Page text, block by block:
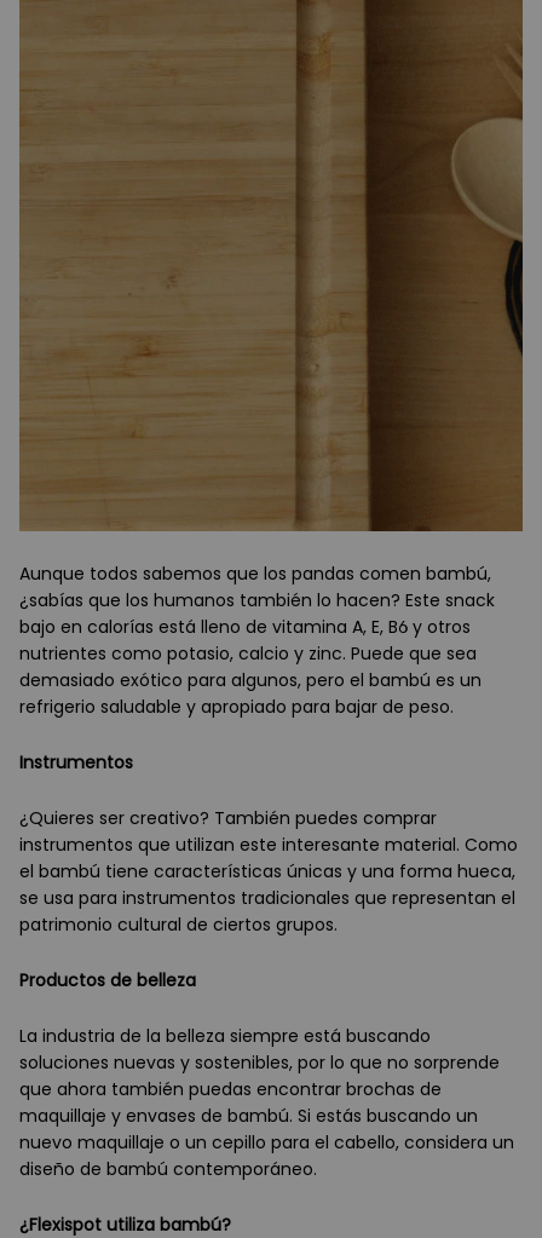
Aunque todos sabemos que los pandas comen bambú,
¿sabías que los humanos también lo hacen? Este snack
bajo en calorías está lleno de vitamina A, E, B6 y otros
nutrientes como potasio, calcio y zinc. Puede que sea
demasiado exótico para algunos, pero el bambú es un
refrigerio saludable y apropiado para bajar de peso.
Instrumentos
¿Quieres ser creativo? También puedes comprar
instrumentos que utilizan este interesante material. Como
el bambú tiene características únicas y una forma hueca,
se usa para instrumentos tradicionales que representan el
patrimonio cultural de ciertos grupos.
Productos de belleza
La industria de la belleza siempre está buscando
soluciones nuevas y sostenibles, por lo que no sorprende
que ahora también puedas encontrar brochas de
maquillaje y envases de bambú. Si estás buscando un
nuevo maquillaje o un cepillo para el cabello, considera un
diseño de bambú contemporáneo.
¿Flexispot utiliza bambú?